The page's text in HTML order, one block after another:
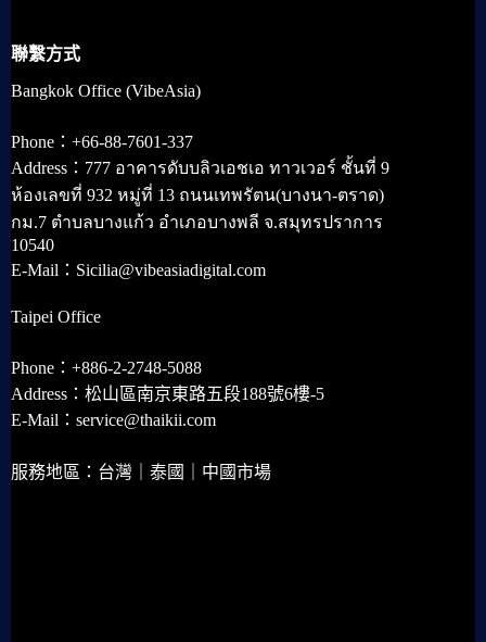
聯繫方式
Bangkok Office (VibeAsia)
Phone：+66-88-7601-337
Address：777 อาคารดับบลิวเอชเอ ทาวเวอร์ ชั้นที่ 9
ห้องเลขที่ 932 หมู่ที่ 13 ถนนเทพรัตน(บางนา-ตราด)
กม.7 ตำบลบางแก้ว อำเภอบางพลี จ.สมุทรปราการ
10540
E-Mail：Sicilia@vibeasiadigital.com
Taipei Office
Phone：+886-2-2748-5088
Address：松山區南京東路五段188號6樓-5
E-Mail：service@thaikii.com
服務地區：台灣｜泰國｜中國市場